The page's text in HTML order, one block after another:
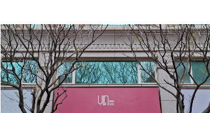
【展覽申請】《與風景對話》-台灣日本藝術家交流展（桃園
隱藝術畫廊）